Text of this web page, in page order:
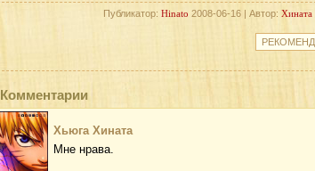
Публикатор: Hinato 2008-06-16 | Автор: Хината
Комментарии
Хьюга Хината
Мне нрава.